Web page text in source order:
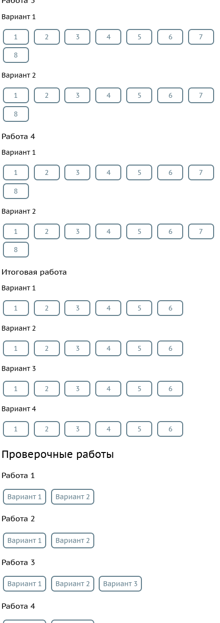
Вариант 1
1 2 3 4 5 6 7
8
Вариант 2
1 2 3 4 5 6 7
8
Работа 4
Вариант 1
1 2 3 4 5 6 7
8
Вариант 2
1 2 3 4 5 6 7
8
Итоговая работа
Вариант 1
1 2 3 4 5 6
Вариант 2
1 2 3 4 5 6
Вариант 3
1 2 3 4 5 6
Вариант 4
1 2 3 4 5 6
Проверочные работы
Работа 1
Вариант 1 Вариант 2
Работа 2
Вариант 1 Вариант 2
Работа 3
Вариант 1 Вариант 2 Вариант 3
Работа 4